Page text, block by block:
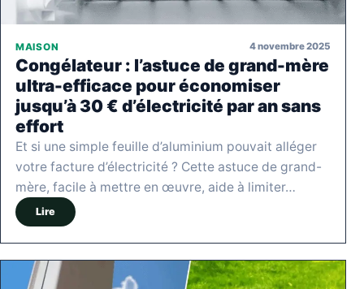
MAISON 4 novembre 2025
Congélateur : l’astuce de grand-mère
ultra-efficace pour économiser
jusqu’à 30 € d’électricité par an sans
effort
Et si une simple feuille d’aluminium pouvait alléger
votre facture d’électricité ? Cette astuce de grand-
mère, facile à mettre en œuvre, aide à limiter…
Lire